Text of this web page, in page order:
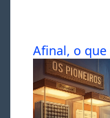
Afinal, o